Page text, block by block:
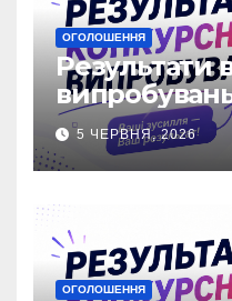
ОГОЛОШЕННЯ
Результати
5 ЧЕРВНЯ, 2026
ОГОЛОШЕННЯ